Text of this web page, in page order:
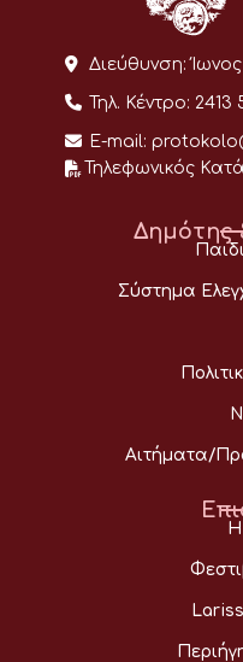
Διεύθυνση:
Τηλ. Κέντρο: 2413
E-mail:
Τηλεφωνικός
Δημότης
Σύστημα
Αιτήματα/